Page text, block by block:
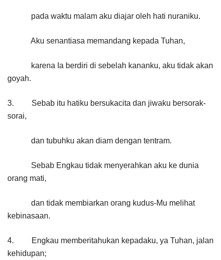
pada waktu malam aku diajar oleh hati nuraniku.
Aku senantiasa memandang kepada Tuhan,
karena Ia berdiri di sebelah kananku, aku tidak akan
goyah.
3. Sebab itu hatiku bersukacita dan jiwaku bersorak-
sorai,
dan tubuhku akan diam dengan tentram.
Sebab Engkau tidak menyerahkan aku ke dunia
orang mati,
dan tidak membiarkan orang kudus-Mu melihat
kebinasaan.
4. Engkau memberitahukan kepadaku, ya Tuhan, jalan
kehidupan;